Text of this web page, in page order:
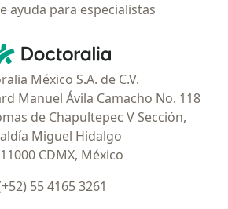
ayuda para especialistas
Doctoralia - Página de inicio
México S.A. de C.V.
Manuel Ávila Camacho No. 118
de Chapultepec V Sección,
Miguel Hidalgo
CDMX, México
55 4165 3261